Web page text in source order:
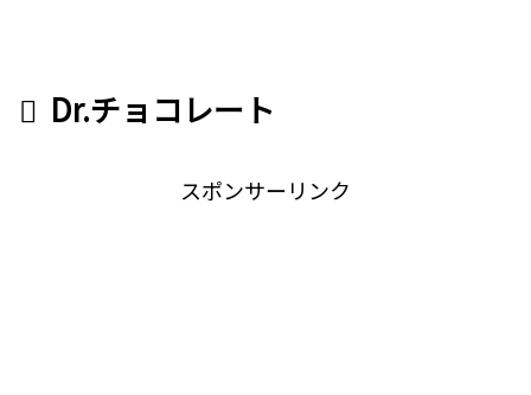
Dr.チョコレート
スポンサーリンク